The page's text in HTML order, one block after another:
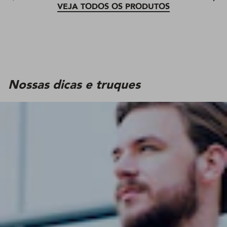
VEJA TODOS OS PRODUTOS
Nossas dicas e truques